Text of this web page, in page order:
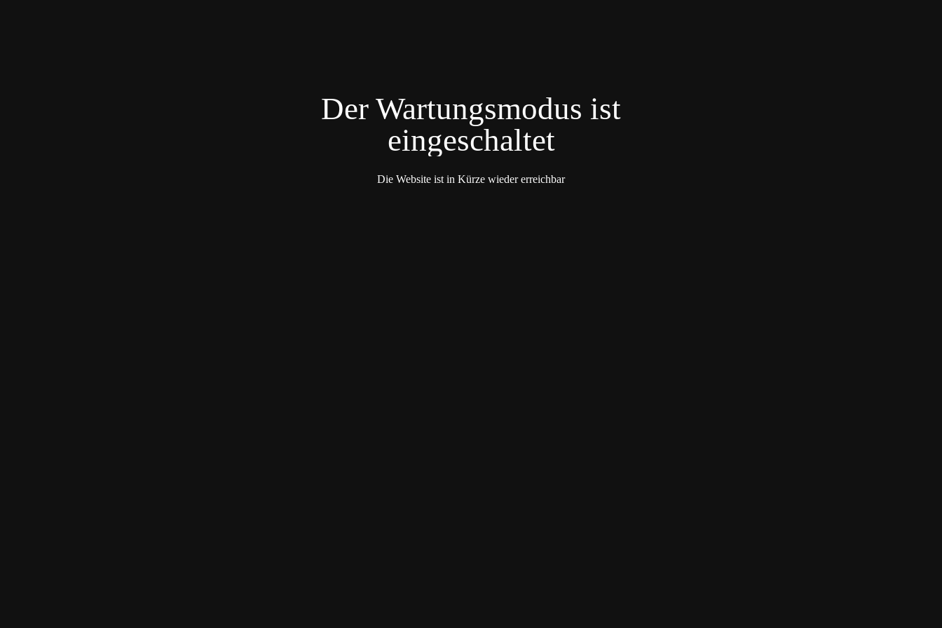
Der Wartungsmodus ist
eingeschaltet
Die Website ist in Kürze wieder erreichbar